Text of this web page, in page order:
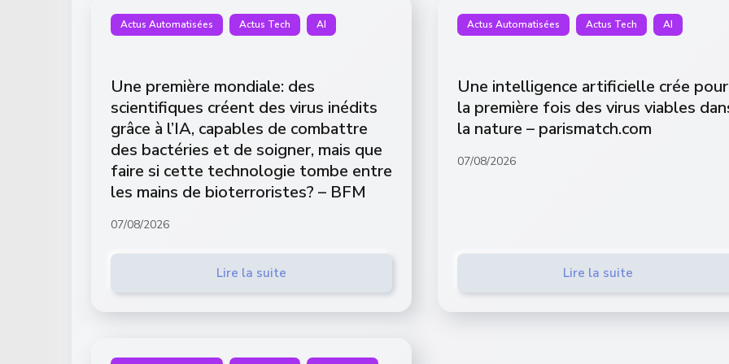
Actus Automatisées Actus Tech AI
Une première mondiale: des
scientifiques créent des virus inédits
grâce à l’IA, capables de combattre
des bactéries et de soigner, mais que
faire si cette technologie tombe entre
les mains de bioterroristes? – BFM
07/08/2026
Lire la suite
Actus Automatisées Actus Tech AI
Une intelligence artificielle crée pour
la première fois des virus viables
la nature – parismatch.com
07/08/2026
Lire la suite